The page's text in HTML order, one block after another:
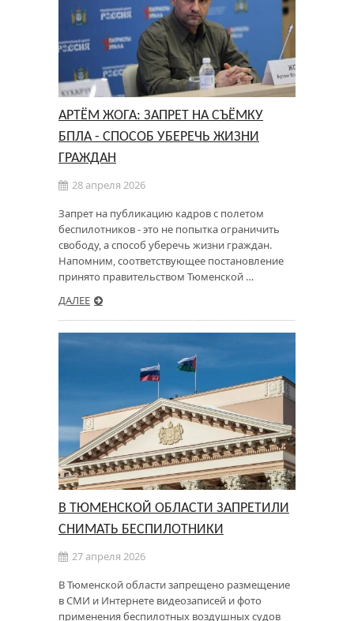
АРТЁМ ЖОГА: ЗАПРЕТ НА СЪЁМКУ
БПЛА - СПОСОБ УБЕРЕЧЬ ЖИЗНИ
ГРАЖДАН
28 апреля 2026
Запрет на публикацию кадров с полетом
беспилотников - это не попытка ограничить
свободу, а способ уберечь жизни граждан.
Напомним, соответствующее постановление
принято правительством Тюменской …
ДАЛЕЕ
В ТЮМЕНСКОЙ ОБЛАСТИ ЗАПРЕТИЛИ
СНИМАТЬ БЕСПИЛОТНИКИ
27 апреля 2026
В Тюменской области запрещено размещение
в СМИ и Интернете видеозаписей и фото
применения беспилотных воздушных судов